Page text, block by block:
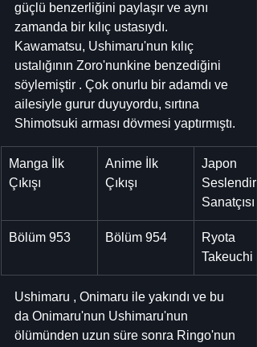
güçlü benzerliğini paylaşır ve aynı
zamanda bir kılıç ustasıydı.
Kawamatsu, Ushimaru'nun kılıç
ustalığının Zoro'nunkine benzediğini
söylemiştir . Çok onurlu bir adamdı ve
ailesiyle gurur duyuyordu, sırtına
Shimotsuki arması dövmesi yaptırmıştı.
Manga İlk
Çıkışı
Anime İlk
Çıkışı
Japon
Sanatçısı
Bölüm 953 Bölüm 954
Ryota
Takeuchi
Ushimaru , Onimaru ile yakındı ve bu
da Onimaru'nun Ushimaru'nun
ölümünden uzun süre sonra Ringo'nun